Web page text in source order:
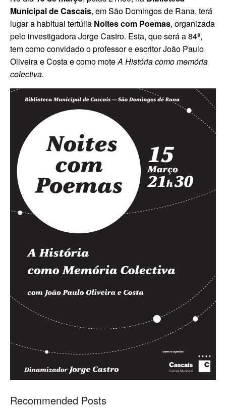
Municipal de Cascais, em São Domingos de Rana, terá
lugar a habitual tertúlia Noites com Poemas, organizada
pelo investigadora Jorge Castro. Esta, que será a 84ª,
tem como convidado o professor e escritor João Paulo
Oliveira e Costa e como moteA História como memória
colectiva.
Recommended Posts